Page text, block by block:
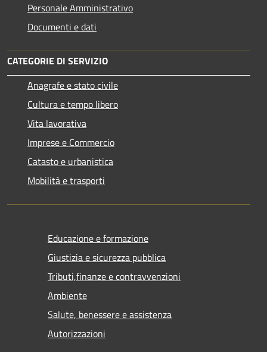
Personale Amministrativo
Documenti e dati
CATEGORIE DI SERVIZIO
Anagrafe e stato civile
Cultura e tempo libero
Vita lavorativa
Imprese e Commercio
Catasto e urbanistica
Mobilità e trasporti
Educazione e formazione
Giustizia e sicurezza pubblica
Tributi,finanze e contravvenzioni
Ambiente
Salute, benessere e assistenza
Autorizzazioni